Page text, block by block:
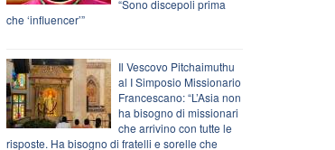
“Sono discepoli prima
che ‘influencer’”
Il Vescovo Pitchaimuthu
al I Simposio Missionario
Francescano: “L’Asia non
ha bisogno di missionari
che arrivino con tutte le
risposte. Ha bisogno di fratelli e sorelle che